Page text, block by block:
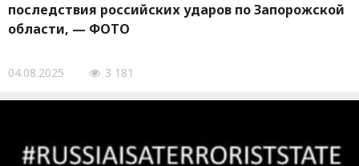
последствия российских ударов по Запорожской
области, — ФОТО
04.08.2025 3 181